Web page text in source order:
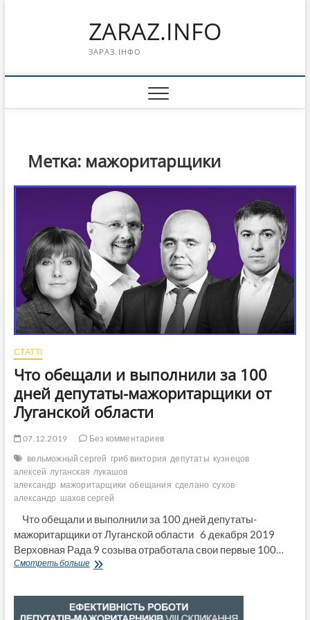
ZARAZ.INFO
ЗАРАЗ.ІНФО
Метка: мажоритарщики
СТАТТІ
Что обещали и выполнили за 100
дней депутаты-мажоритарщики от
Луганской области
07.12.2019
Без комментариев
вельможный сергей гриб виктория депутаты кузнецов
алексей луганская лукашов
александр мажоритарщики обещания сделано сухов
александр шахов сергей
Что обещали и выполнили за 100 дней депутаты-
мажоритарщики от Луганской области 6 декабря 2019
Верховная Рада 9 созыва отработала свои первые 100…
Смотреть большеЧто
выполнили
за